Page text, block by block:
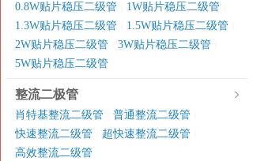
0.8W贴片稳压二级管 1W贴片稳压二级管
1.3W贴片稳压二级管 1.5W贴片稳压二级管
2W贴片稳压二级管 3W贴片稳压二级管
5W贴片稳压二级管
整流二极管
肖特基整流二级管 普通整流二级管
快速整流二级管 超快速整流二级管
高效整流二级管